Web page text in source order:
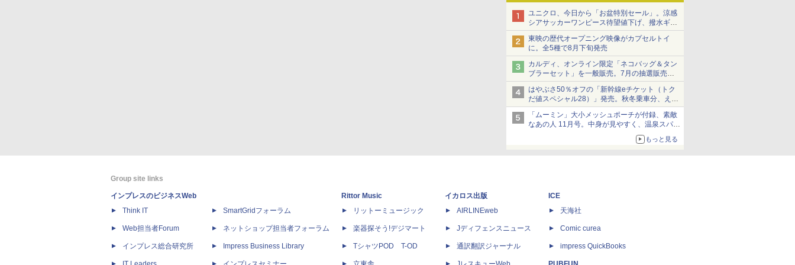
ユニクロ、今日から「お盆特別セール」。涼感
シアサッカーワンピース待望値下げ、撥水ギア
ショーツは1990円に
東映の歴代オープニング映像がカプセルトイ
に。全5種で8月下旬発売
カルディ、オンライン限定「ネコバッグ＆タン
ブラーセット」を一般販売。7月の抽選販売の
当選無効分
はやぶさ50％オフの「新幹線eチケット（トク
だ値スペシャル28）」発売。秋冬乗車分、えき
ねっと限定
「ムーミン」大小メッシュポーチが付録、素敵
なあの人 11月号。中身が見やすく、温泉スパに
もっと見る
Group site links
インプレスのビジネスWeb
Think IT
Web担当者Forum
インプレス総合研究所
SmartGridフォーラム
ネットショップ担当者フォーラム
Impress Business Library
Rittor Music
リットーミュージック
楽器探そう!デジマート
TシャツPOD T-OD
イカロス出版
AIRLINEweb
Jディフェンスニュース
通訳翻訳ジャーナル
ICE
天海社
Comic curea
impress QuickBooks